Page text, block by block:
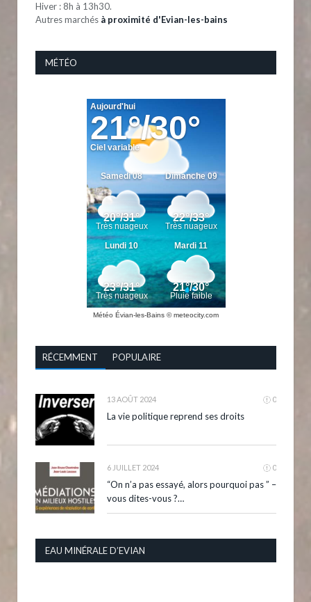
Hiver : 8h à 13h30.
Autres marchés à proximité d'Evian-les-bains
MÉTÉO
Météo Évian-les-Bains © meteocity.com
RÉCEMMENT POPULAIRE
13 AOÛT 2024 0
La vie politique reprend ses droits
6 JUILLET 2024 0
“On n’a pas essayé, alors pourquoi pas ” –
vous dites-vous ?…
EAU MINÉRALE D’EVIAN